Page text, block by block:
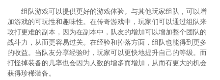
组队游戏可以提供更好的游戏体验。与其他玩家组队，可以增
加游戏的可玩性和趣味性。在传奇游戏中，玩家们可以通过组队来
攻打更难的副本，因为在副本中，队友的增加可以增加整个团队的
战斗力，从而更容易过关。在经验和掉落方面，组队也能得到更多
的收益。当队友分享经验时，玩家可以更快地提升自己的等级。而
打怪掉装备的几率也会因为人数的增多而增加，从而有更大的机会
获得珍稀装备。